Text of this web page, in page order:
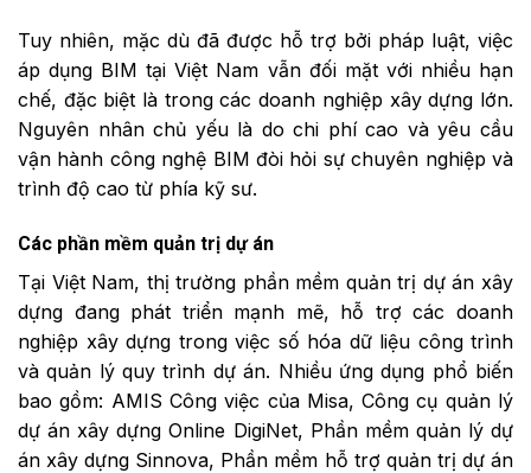
Tuy nhiên, mặc dù đã được hỗ trợ bởi pháp luật, việc
áp dụng BIM tại Việt Nam vẫn đối mặt với nhiều hạn
chế, đặc biệt là trong các doanh nghiệp xây dựng lớn.
Nguyên nhân chủ yếu là do chi phí cao và yêu cầu
vận hành công nghệ BIM đòi hỏi sự chuyên nghiệp và
trình độ cao từ phía kỹ sư.
Các phần mềm quản trị dự án
Tại Việt Nam, thị trường phần mềm quản trị dự án xây
dựng đang phát triển mạnh mẽ, hỗ trợ các doanh
nghiệp xây dựng trong việc số hóa dữ liệu công trình
và quản lý quy trình dự án. Nhiều ứng dụng phổ biến
bao gồm: AMIS Công việc của Misa, Công cụ quản lý
dự án xây dựng Online DigiNet, Phần mềm quản lý dự
án xây dựng Sinnova, Phần mềm hỗ trợ quản trị dự án